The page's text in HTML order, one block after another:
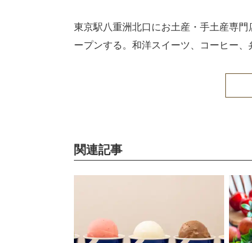
東京駅八重洲北口にお土産・手土産専
ープンする。和洋スイーツ、コーヒー
関連記事